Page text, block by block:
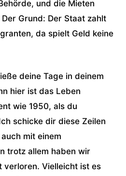
und die Mieten
Grund: Der Staat zahlt
da spielt Geld keine
deine Tage in deinem
hier ist das Leben
wie 1950, als du
schicke dir diese Zeilen
mit einem
trotz allem haben wir
verloren. Vielleicht ist es